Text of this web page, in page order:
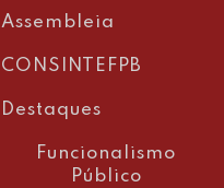
Assembleia
CONSINTEFPB
Destaques
Funcionalismo
Público